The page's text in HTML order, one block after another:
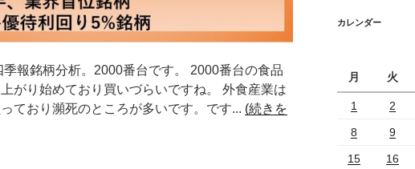
報銘柄分析。2000番台です。 2000番台の食品
がり始めており買いづらいですね。 外食産業は
ており瀕死のところが多いです。です... (続きを
カレンダー
月
火
1 2
8 9
15 16